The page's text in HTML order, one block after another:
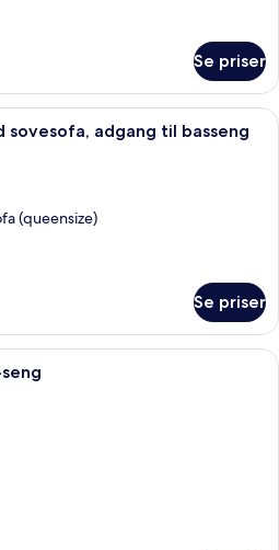
Se priser
Suite, 1 kingsize-seng med
sovesofa, adgang til basseng
(queensize)
Se priser
Rom – superior, 1 kingsize-seng |